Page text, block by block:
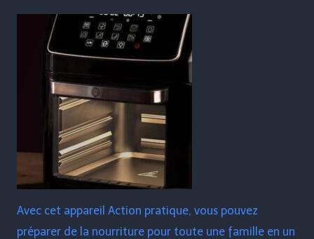
Avec cet appareil Action pratique, vous pouvez
préparer de la nourriture pour toute une famille en un